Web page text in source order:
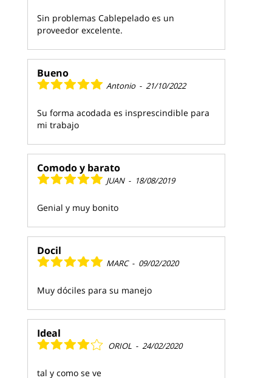
Sin problemas Cablepelado es un
proveedor excelente.
Bueno
Antonio - 21/10/2022
Su forma acodada es insprescindible para
mi trabajo
Comodo y barato
JUAN - 18/08/2019
Genial y muy bonito
Docil
MARC - 09/02/2020
Muy dóciles para su manejo
Ideal
ORIOL - 24/02/2020
tal y como se ve